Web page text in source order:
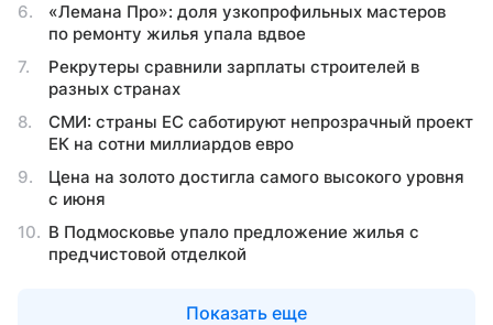
«Лемана Про»: доля узкопрофильных мастеров
по ремонту жилья упала вдвое
Рекрутеры сравнили зарплаты строителей в
разных странах
СМИ: страны ЕС саботируют непрозрачный проект
ЕК на сотни миллиардов евро
Цена на золото достигла самого высокого уровня
с июня
В Подмосковье упало предложение жилья с
предчистовой отделкой
Показать еще